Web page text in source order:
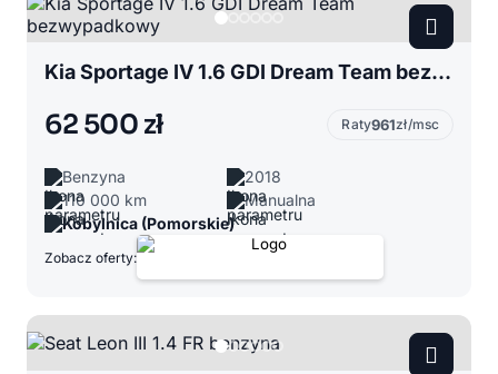
Kia Sportage IV 1.6 GDI Dream Team bezwypadkowy
62 500 zł Raty961zł/msc
Benzyna
2018
110 000 km
Manualna
Kobylnica (Pomorskie)
Zobacz oferty: